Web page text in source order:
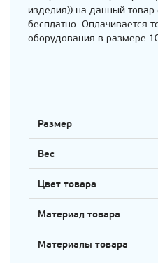
изделия)) на данный товар
бесплатно. Оплачивается
оборудования в размере
Размер
Вес
Цвет товара
Материал товара
Материалы товара